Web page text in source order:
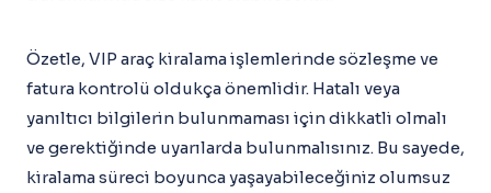
Özetle, VIP araç kiralama işlemlerinde sözleşme ve
fatura kontrolü oldukça önemlidir. Hatalı veya
yanıltıcı bilgilerin bulunmaması için dikkatli olmalı
ve gerektiğinde uyarılarda bulunmalısınız. Bu sayede,
kiralama süreci boyunca yaşayabileceğiniz olumsuz